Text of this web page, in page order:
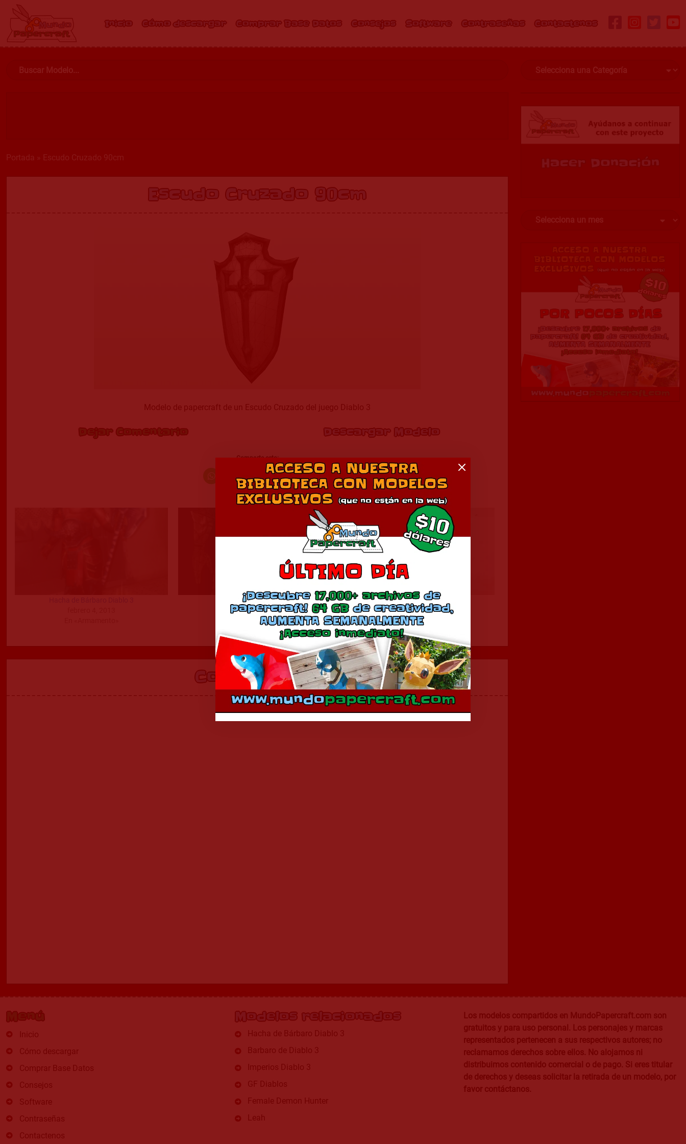
Inicio Cómo descargar Comprar Base Datos Consejos Software Contraseñas Contactenos
Portada Escudo Cruzado 90cm
Escudo Cruzado 90cm
Modelo de papercraft de un Escudo Cruzado del juego Diablo 3
Dejar Comentario Descargar Modelo
Comparte esto:
Más
Barbaro de Diablo 3
septiembre 4, 2014
En «Diablo»
Imperios Diablo 3
junio 4, 2015
En «Diablo»
Comentarios
Menú
Inicio
Cómo descargar
Comprar Base Datos
Consejos
Software
Contraseñas
Contactenos
Modelos relacionados
Hacha de Bárbaro Diablo 3
Barbaro de Diablo 3
Imperios Diablo 3
GF Diablos
Female Demon Hunter
Leah
Los modelos compartidos en MundoPapercraft.com son
gratuitos y para uso personal. Los personajes y marcas
representados pertenecen a sus respectivos autores; no
reclamamos derechos sobre ellos. No alojamos ni
distribuimos contenido comercial o de pago. Si eres titular
de derechos y deseas solicitar la retirada de un modelo, por
favor contáctanos.